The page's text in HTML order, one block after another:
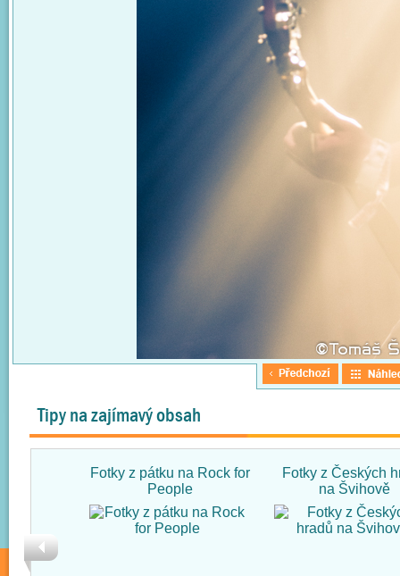
Tipy na zajímavý obsah
Fotky z pátku na Rock for
People
Fotky z Českých
na Švihově